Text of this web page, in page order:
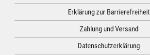
Erklärung zur Barrierefreiheit
Zahlung und Versand
Datenschutzerklärung